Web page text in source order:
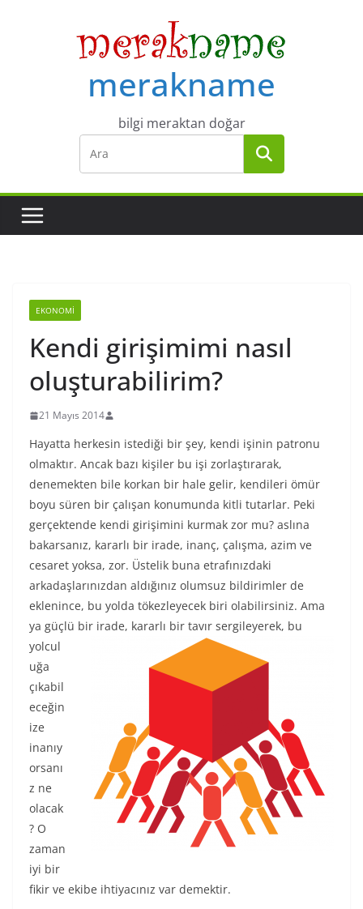
merakname
bilgi meraktan doğar
EKONOMI
Kendi girişimimi nasıl
oluşturabilirim?
21 Mayıs 2014
Hayatta herkesin istediği bir şey, kendi işinin patronu
olmaktır. Ancak bazı kişiler bu işi zorlaştırarak,
denemekten bile korkan bir hale gelir, kendileri ömür
boyu süren bir çalışan konumunda kitli tutarlar. Peki
gerçektende kendi girişimini kurmak zor mu? aslına
bakarsanız, kararlı bir irade, inanç, çalışma, azim ve
cesaret yoksa, zor. Üstelik buna etrafınızdaki
arkadaşlarınızdan aldığınız olumsuz bildirimler de
eklenince, bu yolda tökezleyecek biri olabilirsiniz. Ama
ya güçlü bir irade, kararlı bir tavır sergileyerek, bu
yolcul
uğa
çıkabil
eceğin
ize
inanıy
orsanı
z ne
olacak
? O
zaman
iyi bir
fikir ve ekibe ihtiyacınız var demektir.